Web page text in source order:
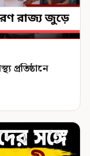
প্রতিষ্ঠানে